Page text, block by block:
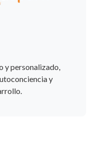
y personalizado,
y